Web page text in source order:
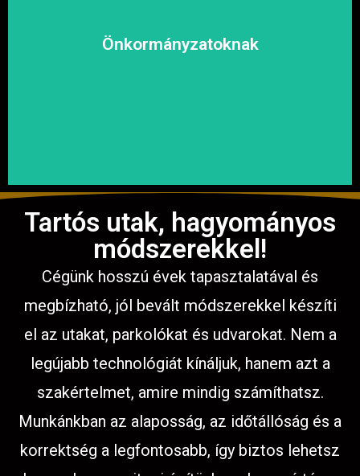
Önkormányzatoknak
garantáljuk a hosszú távú és fenntartható
megoldásokat, hogy a közösség biztonságosan és
Tartós utak, hagyományos
módszerekkel!
Cégünk hosszú évek tapasztalatával és
megbízható, jól bevált módszerekkel készíti
el az utakat, parkolókat és udvarokat. Nem a
legújabb technológiát kínáljuk, hanem azt a
szakértelmet, amire mindig számíthatsz.
Munkánkban az alaposság, az időtállóság és a
korrektség a legfontosabb, így biztos lehetsz